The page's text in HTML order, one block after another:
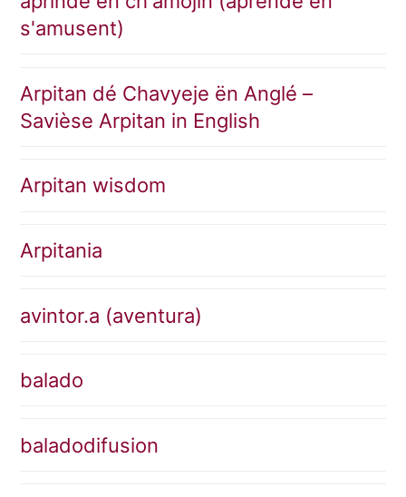
s'amusent)
Arpitan dé Chavyeje ën Anglé –
Savièse Arpitan in English
Arpitan wisdom
Arpitania
avintor.a (aventura)
balado
baladodifusion